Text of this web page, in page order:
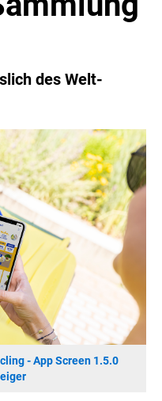
des Welt-
- App Screen 1.5.0